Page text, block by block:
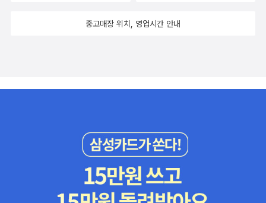
의 팀원과 규칙적인 공동체 생활을 해보고 싶다. 책으로 볼 때는 훨씬
더 깊숙히 들어간 남극의 오지 같은, 세균도 살 수 없다는 곳이었고,
기가 희박하여 조금만 무엇을 해도 헉헉거리고, 사방이 얼어붙은 물
로 가득하지만, 어쨌든 물은 만들어야하며, 화장실과 목욕이 불편한
곳. 막상 가면 집으로 돌아가겠다고 생떼를 쓸지도 모를 노릇이지만,
어쨌든, 일상을 떠나, 책과 미디어를 조금만 챙겨들고 그렇게 떠나보
--------------------------------------------- 영화 DVD는 안
게 맛있는 요리를 해주었어요. 할머니의 된장 항아리는 린코에게 고
향과 같았습니다. 할머니가 돌아가신 후, 린코는 말도 잃었어요. 갈 데
가 없어진 린코는 결국 차가운 엄마품으로 돌아오게 되었답니다. 린
코는 착하고 순박한 조력자 동네 아저씨의 도움으로 '달팽이 식당'을
엽니다. 그녀의 말없고 느린 성격과 맞아 떨어지는 이름이죠. 이런 영
중고매장 위치, 영업시간 안내